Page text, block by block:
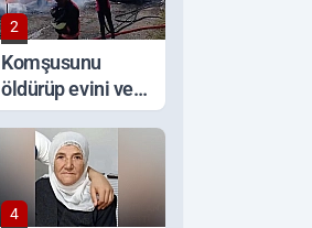
2
Komşusunu
öldürüp evini ve
aracını ateşe
verdi
4